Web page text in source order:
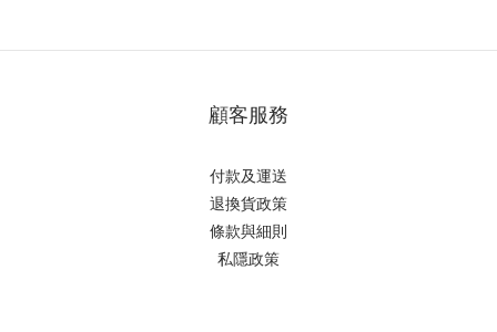
顧客服務
付款及運送
退換貨政策
條款與細則
私隱政策